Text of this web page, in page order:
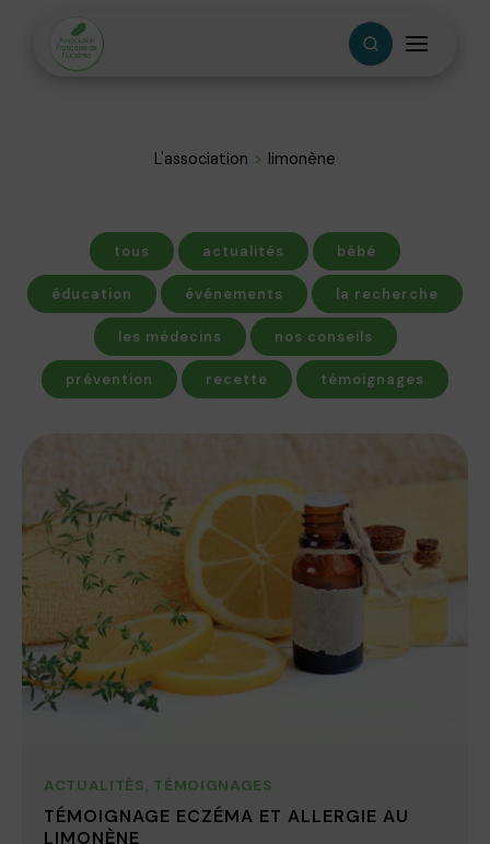
L'association limonène
tous actualités bébé
éducation événements la recherche
les médecins nos conseils
prévention recette témoignages
ACTUALITÉS, TÉMOIGNAGES
TÉMOIGNAGE ECZÉMA ET ALLERGIE AU
LIMONÈNE